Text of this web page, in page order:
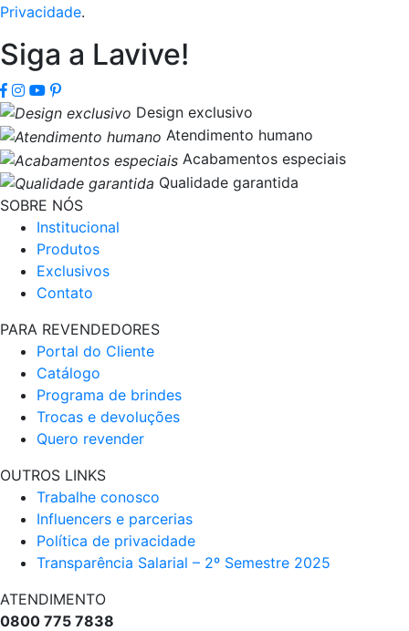
Privacidade.
Siga a Lavive!
Design exclusivo
Atendimento humano
Acabamentos especiais
Qualidade garantida
SOBRE NÓS
Institucional
Produtos
Exclusivos
Contato
PARA REVENDEDORES
Portal do Cliente
Catálogo
Programa de brindes
Trocas e devoluções
Quero revender
OUTROS LINKS
Trabalhe conosco
Influencers e parcerias
Política de privacidade
Transparência Salarial – 2º Semestre 2025
ATENDIMENTO
0800 775 7838